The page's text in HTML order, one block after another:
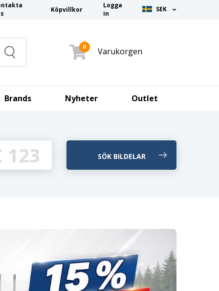
Köpvillkor
Logga
in
SEK
Search
0 Varukorgen
Brands Nyheter Outlet